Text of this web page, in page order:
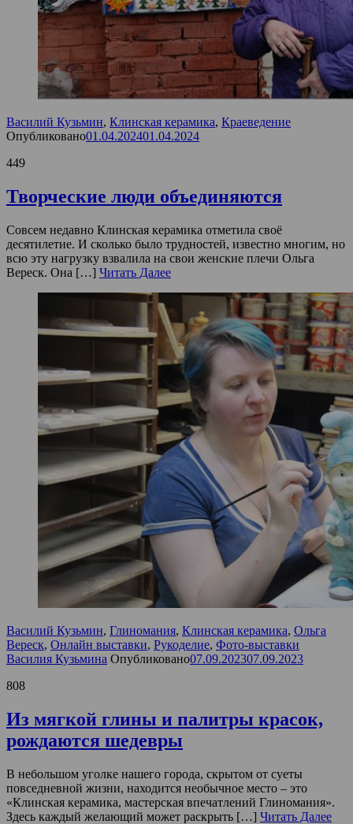
Василий Кузьмин, Клинская керамика, Краеведение
Опубликовано01.04.202401.04.2024
449
Творческие люди объединяются
Совсем недавно Клинская керамика отметила своё
десятилетие. И сколько было трудностей, известно многим, но
всю эту нагрузку взвалила на свои женские плечи Ольга
Вереск. Она […] Читать Далее
Василий Кузьмин, Глиномания, Клинская керамика, Ольга
Вереск, Онлайн выставки, Рукоделие, Фото-выставки
Василия Кузьмина Опубликовано07.09.202307.09.2023
808
Из мягкой глины и палитры красок,
рождаются шедевры
В небольшом уголке нашего города, скрытом от суеты
повседневной жизни, находится необычное место – это
«Клинская керамика, мастерская впечатлений Глиномания».
Здесь каждый желающий может раскрыть […] Читать Далее